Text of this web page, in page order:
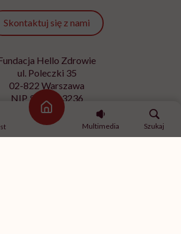
Strona główna
Multimedia
Szukaj
Skontaktuj się z nami
Hello Zdrowie
ul. Poleczki 35
02-822 Warszawa
NIP 9512613236
Kontakt z redakcją